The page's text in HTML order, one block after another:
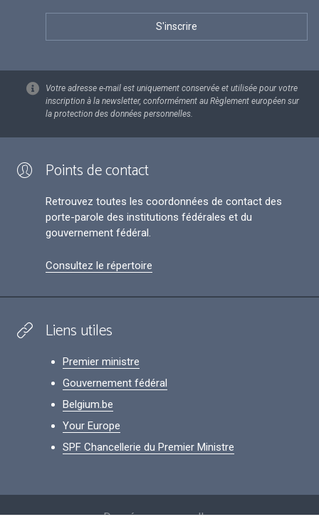
Votre adresse e-mail est uniquement conservée et utilisée pour votre
inscription à la newsletter, conformément au Règlement européen sur
la protection des données personnelles.
Points de contact
Retrouvez toutes les coordonnées de contact des
porte-parole des institutions fédérales et du
gouvernement fédéral.
Consultez le répertoire
Liens utiles
Premier ministre
Gouvernement fédéral
Belgium.be
Your Europe
SPF Chancellerie du Premier Ministre
Données personnelles